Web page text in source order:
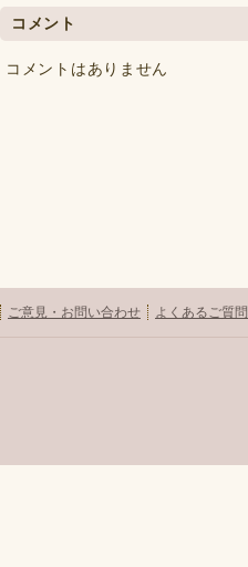
コメント
コメントはありません
ご意見・お問い合わせ よくあるご質問